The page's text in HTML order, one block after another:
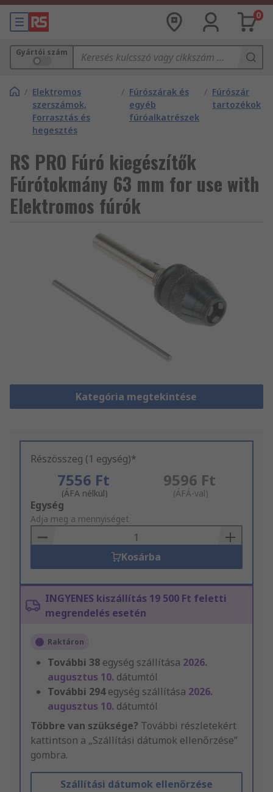
0
Gyártói szám
/ Elektromos
szerszámok,
Forrasztás és
hegesztés
/ Fúrószárak és
egyéb
fúróalkatrészek
/ Fúrószár
tartozékok
RS PRO Fúró kiegészítők
Fúrótokmány 63 mm for use with
Elektromos fúrók
Kategória megtekintése
Részösszeg (1 egység)*
7556 Ft
(ÁFA nélkül)
9596 Ft
(ÁFÁ-val)
Add
to
Basket
Egység
Adja meg a mennyiséget
Kosárba
INGYENES kiszállítás 19 500 Ft feletti
megrendelés esetén
Raktáron
További 38 egység szállítása 2026.
augusztus 10. dátumtól
További 294egység szállítása 2026.
augusztus 10. dátumtól
Többre van szüksége? További részletekért
kattintson a „Szállítási dátumok ellenőrzése”
gombra.
Szállítási dátumok ellenőrzése